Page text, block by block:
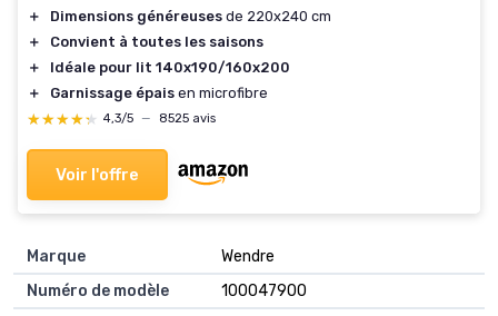
＋
Dimensions généreuses de 220x240 cm
＋
Convient à toutes les saisons
＋
Idéale pour lit 140x190/160x200
＋
Garnissage épais en microfibre
★★★★★
★★★★★ 4,3/5 — 8525 avis
Voir l'offre
Marque
‎Wendre
Numéro de modèle
‎100047900